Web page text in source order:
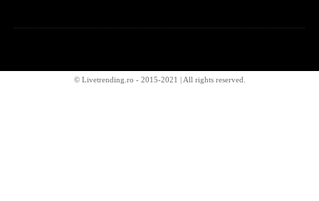
© Livetrending.ro - 2015-2021 | All rights reserved.